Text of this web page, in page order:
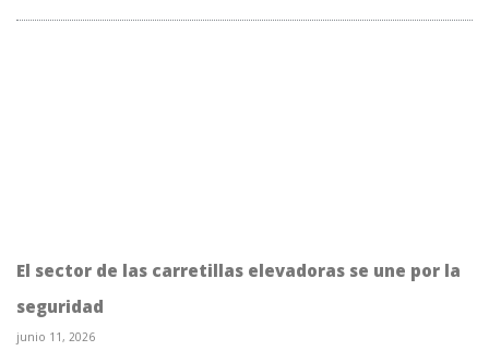
El sector de las carretillas elevadoras se une por la
seguridad
junio 11, 2026